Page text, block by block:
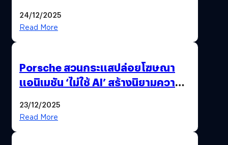
24/12/2025
Read More
Porsche สวนกระแสปล่อยโฆษณา
แอนิเมชัน ‘ไม่ใช้ AI’ สร้างนิยามความ
23/12/2025
Read More